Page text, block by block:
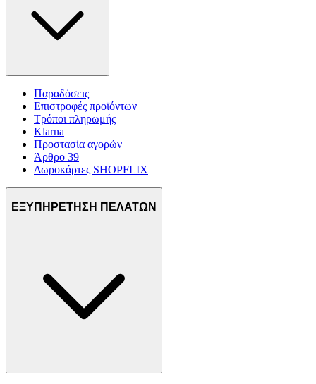
Παραδόσεις
Επιστροφές προϊόντων
Τρόποι πληρωμής
Klarna
Προστασία αγορών
Άρθρο 39
Δωροκάρτες SHOPFLIX
ΕΞΥΠΗΡΕΤΗΣΗ ΠΕΛΑΤΩΝ